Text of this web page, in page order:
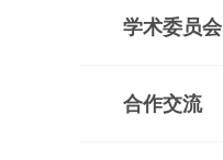
学术委员会
合作交流